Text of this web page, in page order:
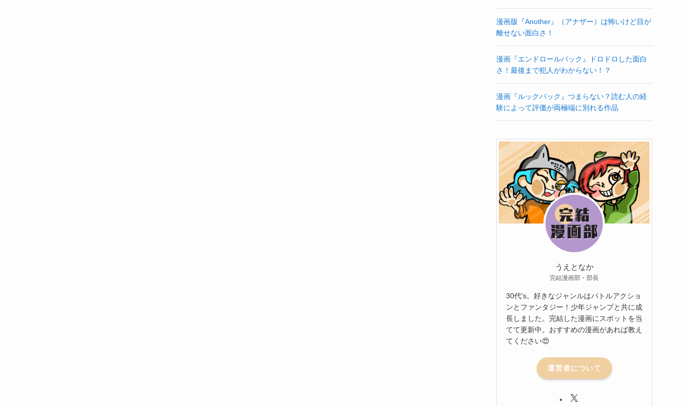
漫画版『Another』（アナザー）は怖いけど目が
離せない面白さ！
漫画『エンドロールバック』ドロドロした面白
さ！最後まで犯人がわからない！？
漫画『ルックバック』つまらない？読む人の経
験によって評価が両極端に別れる作品
うえとなか
完結漫画部・部長
30代's。好きなジャンルはバトルアクショ
ンとファンタジー！少年ジャンプと共に成
長しました。完結した漫画にスポットを当
てて更新中。おすすめの漫画があれば教え
てください😍
運営者について